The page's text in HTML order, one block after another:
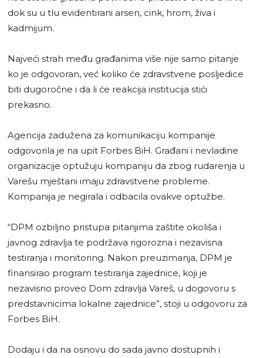
dok su u tlu evidentirani arsen, cink, hrom, živa i
kadmijum.
Najveći strah među građanima više nije samo pitanje
ko je odgovoran, već koliko će zdravstvene posljedice
biti dugoročne i da li će reakcija institucija stići
prekasno.
Agencija zadužena za komunikaciju kompanije
odgovorila je na upit Forbes BiH. Građani i nevladine
organizacije optužuju kompaniju da zbog rudarenja u
Varešu mještani imaju zdravstvene probleme.
Kompanija je negirala i odbacila ovakve optužbe.
“DPM ozbiljno pristupa pitanjima zaštite okoliša i
javnog zdravlja te podržava rigorozna i nezavisna
testiranja i monitoring. Nakon preuzimanja, DPM je
finansirao program testiranja zajednice, koji je
nezavisno proveo Dom zdravlja Vareš, u dogovoru s
predstavnicima lokalne zajednice”, stoji u odgovoru za
Forbes BiH.
Dodaju i da na osnovu do sada javno dostupnih i